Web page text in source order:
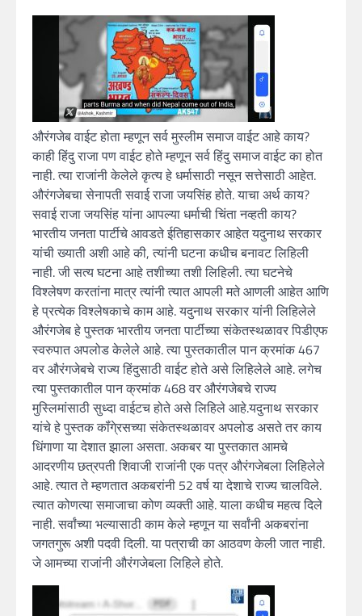
औरंगजेब वाईट होता म्हणून सर्व मुस्लीम समाज वाईट आहे काय?
काही हिंदु राजा पण वाईट होते म्हणून सर्व हिंदु समाज वाईट का होत
नाही. त्या राजांनी केलेले कृत्य हे धर्मासाठी नसून सत्तेसाठी आहेत.
औरंगजेबचा सेनापती सवाई राजा जयसिंह होते. याचा अर्थ काय?
सवाई राजा जयसिंह यांना आपल्या धर्माची चिंता नव्हती काय?
भारतीय जनता पार्टीचे आवडते ईतिहासकार आहेत यदुनाथ सरकार
यांची ख्याती अशी आहे की, त्यांनी घटना कधीच बनावट लिहिली
नाही. जी सत्य घटना आहे तशीच्या तशी लिहिली. त्या घटनेचे
विश्लेषण करतांना मात्र त्यांनी त्यात आपली मते आणली आहेत आणि
हे प्रत्येक विश्लेषकाचे काम आहे. यदुनाथ सरकार यांनी लिहिलेले
औरंगजेब हे पुस्तक भारतीय जनता पार्टीच्या संकेतस्थळावर पिडीएफ
स्वरुपात अपलोड केलेले आहे. त्या पुस्तकातील पान क्रमांक 467
वर औरंगजेबचे राज्य हिंदुसाठी वाईट होते असे लिहिलेले आहे. लगेच
त्या पुस्तकातील पान क्रमांक 468 वर औरंगजेबचे राज्य
मुस्लिमांसाठी सुध्दा वाईटच होते असे लिहिले आहे.यदुनाथ सरकार
यांचे हे पुस्तक कॉंगे्रसच्या संकेतस्थळावर अपलोड असते तर काय
धिंगाणा या देशात झाला असता. अकबर या पुस्तकात आमचे
आदरणीय छत्रपती शिवाजी राजांनी एक पत्र औरंगजेबला लिहिलेले
आहे. त्यात ते म्हणतात अकबरांनी 52 वर्ष या देशाचे राज्य चालविले.
त्यात कोणत्या समाजाचा कोण व्यक्ती आहे. याला कधीच महत्व दिले
नाही. सर्वांच्या भल्यासाठी काम केले म्हणून या सर्वांनी अकबरांना
जगतगुरू अशी पदवी दिली. या पत्राची का आठवण केली जात नाही.
जे आमच्या राजांनी औरंगजेबला लिहिले होते.